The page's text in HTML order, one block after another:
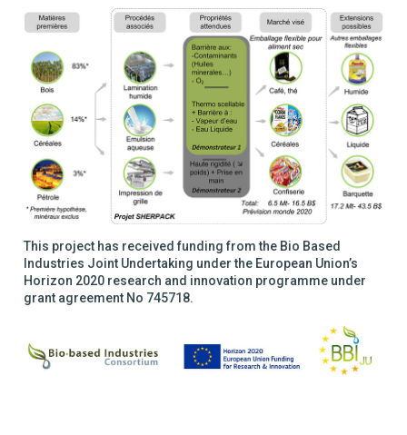
This project has received funding from the Bio Based
Industries Joint Undertaking under the European Union’s
Horizon 2020 research and innovation programme under
grant agreement No 745718.